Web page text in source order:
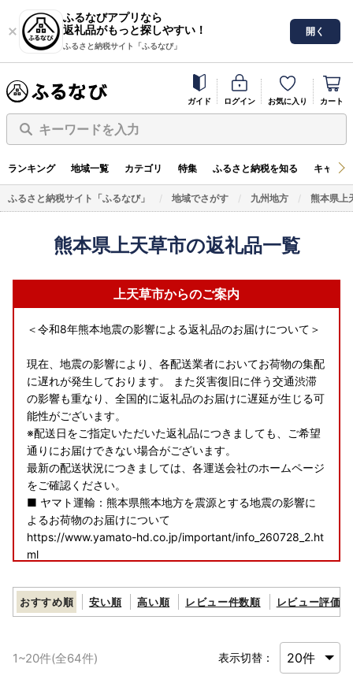
ふるなびアプリなら
返礼品がもっと探しやすい！
ふるさと納税サイト「ふるなび」
開く
ガイド ログイン お気に入り カート
キーワードを入力
ランキング 地域一覧 カテゴリ 特集 ふるさと納税を知る キャン
ふるさと納税サイト「ふるなび」 地域でさがす 九州地方 熊本県上
熊本県上天草市の返礼品一覧
上天草市からのご案内
＜令和8年熊本地震の影響による返礼品のお届けについて＞
現在、地震の影響により、各配送業者においてお荷物の集配
に遅れが発生しております。 また災害復旧に伴う交通渋滞
の影響も重なり、全国的に返礼品のお届けに遅延が生じる可
能性がございます。
※配送日をご指定いただいた返礼品につきましても、ご希望
通りにお届けできない場合がございます。
最新の配送状況につきましては、各運送会社のホームページ
をご確認ください。
■ ヤマト運輸：熊本県熊本地方を震源とする地震の影響に
よるお荷物のお届けについて
https://www.yamato-hd.co.jp/important/info_260728_2.ht
ml
■ 佐川急便：令和8年熊本地震に伴う集配への影響について
https://www2.sagawa-exp.co.jp/information/detail/406/
■ 日本郵便（ゆうパック）：熊本県熊本地方を震源とする
地震の影響について
https://www.post.japanpost.jp/newsrelease/pressrelease/
おすすめ順 安い順 高い順 レビュー件数順 レビュー評価順
1~20件(全64件) 表示切替：